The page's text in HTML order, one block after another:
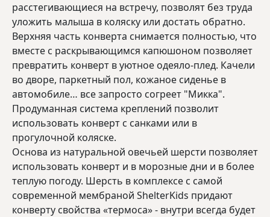
расстегивающиеся на встречу, позволят без труда
уложить малыша в коляску или достать обратно.
Верхняя часть конверта снимается полностью, что
вместе с раскрывающимся капюшоном позволяет
превратить конверт в уютное одеяло-плед. Качели
во дворе, паркетный пол, кожаное сиденье в
автомобиле… все запросто согреет "Микка".
Продуманная система креплений позволит
использовать конверт с санками или в
прогулочной коляске.
Основа из натуральной овечьей шерсти позволяет
использовать конверт и в морозные дни и в более
теплую погоду. Шерсть в комплексе с самой
современной мембраной ShelterKids придают
конверту свойства «термоса» - внутри всегда будет